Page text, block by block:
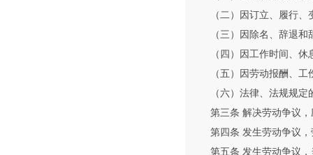
（二）因订立、履行、
（三）因除名、辞退和
（四）因工作时间、休
（五）因劳动报酬、工
（六）法律、法规规定
第三条 解决劳动争议，
第四条 发生劳动争议，
第五条 发生劳动争议，